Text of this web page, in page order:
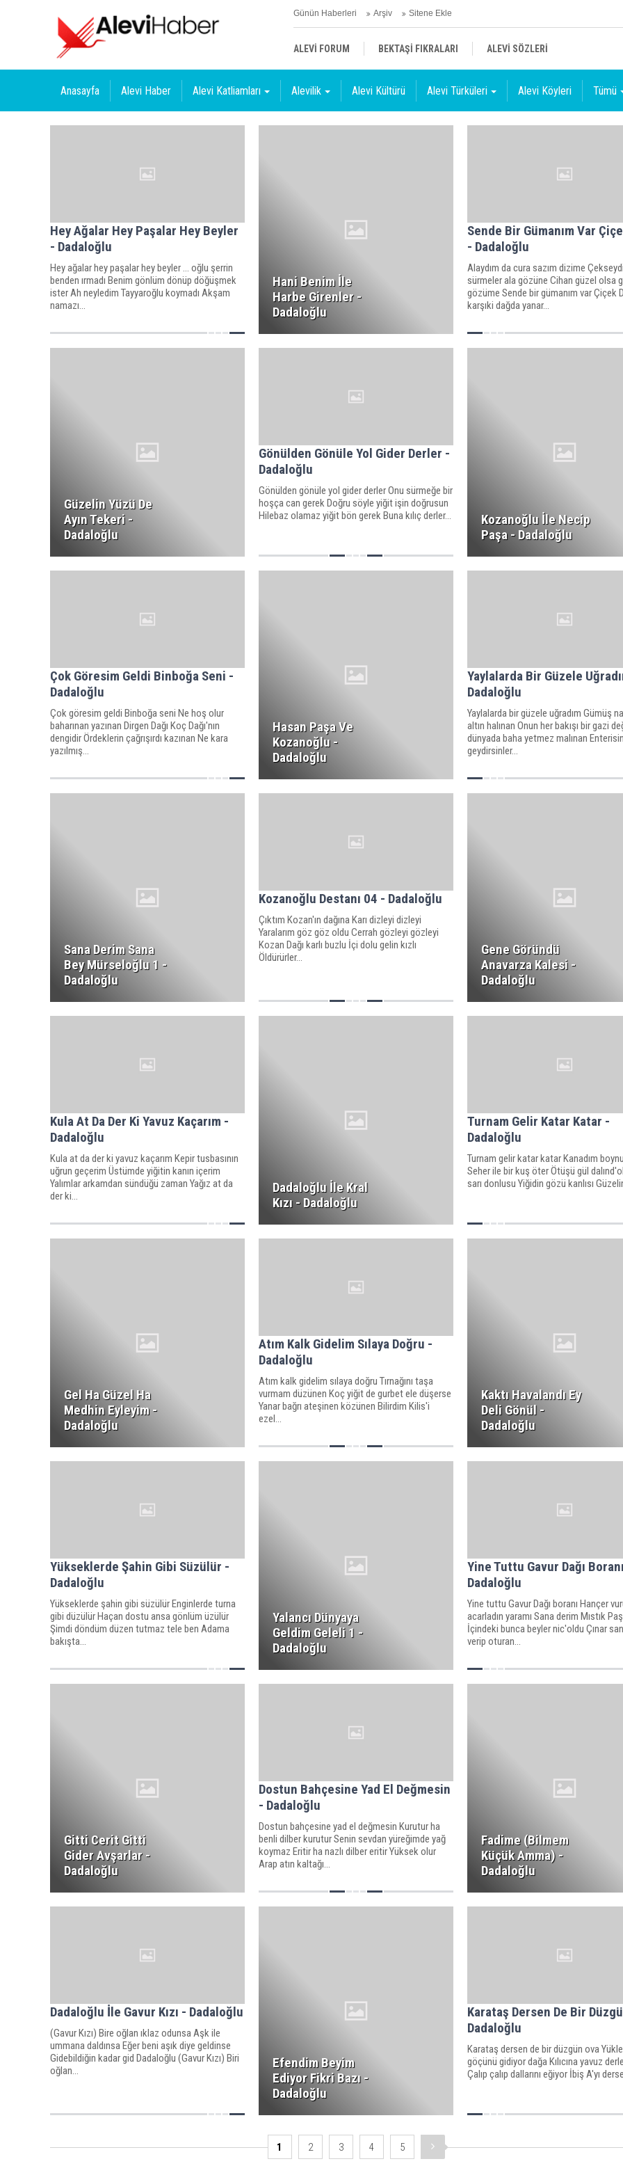
Günün Haberleri Arşiv Sitene Ekle
ALEVİ FORUM BEKTAŞİ FIKRALARI ALEVİ SÖZLERİ
Anasayfa Alevi Haber Alevi Katliamları Alevilik Alevi Kültürü Alevi Türküleri Alevi Köyleri Tümü
Hey Ağalar Hey Paşalar Hey Beyler
- Dadaloğlu
Hey ağalar hey paşalar hey beyler ... oğlu şerrin
benden ırmadı Benim gönlüm dönüp döğüşmek
ister Ah neyledim Tayyaroğlu koymadı Akşam
namazı...
Hani Benim İle
Harbe Girenler -
Dadaloğlu
Sende Bir Gümanım Var
- Dadaloğlu
Alaydım da cura sazım dizime
sürmeler ala gözüne Cihan güzel olsa
gözüme Sende bir gümanım var Çiçek
karşıki dağda yanar...
Güzelin Yüzü De
Ayın Tekeri -
Dadaloğlu
Gönülden Gönüle Yol Gider Derler -
Dadaloğlu
Gönülden gönüle yol gider derler Onu sürmeğe bir
hoşça can gerek Doğru söyle yiğit işin doğrusun
Hilebaz olamaz yiğit bön gerek Buna kılıç derler...
Kozanoğlu İle Necip
Paşa - Dadaloğlu
Çok Göresim Geldi Binboğa Seni -
Dadaloğlu
Çok göresim geldi Binboğa seni Ne hoş olur
baharınan yazınan Dirgen Dağı Koç Dağı'nın
dengidir Ördeklerin çağrışırdı kazınan Ne kara
yazılmış...
Hasan Paşa Ve
Kozanoğlu -
Dadaloğlu
Yaylalarda Bir Güzele
Dadaloğlu
Yaylalarda bir güzele uğradım Gümüş
altın halınan Onun her bakışı bir gazi
dünyada baha yetmez malınan Enterisin
geydirsinler...
Sana Derim Sana
Bey Mürseloğlu 1 -
Dadaloğlu
Kozanoğlu Destanı 04 - Dadaloğlu
Çıktım Kozan'ın dağına Karı dizleyi dizleyi
Yaralarım göz göz oldu Cerrah gözleyi gözleyi
Kozan Dağı karlı buzlu İçi dolu gelin kızlı
Öldürürler...
Gene Göründü
Anavarza Kalesi -
Dadaloğlu
Kula At Da Der Ki Yavuz Kaçarım -
Dadaloğlu
Kula at da der ki yavuz kaçarım Kepir tusbasının
uğrun geçerim Üstümde yiğitin kanın içerim
Yalımlar arkamdan sündüğü zaman Yağız at da
der ki...
Dadaloğlu İle Kral
Kızı - Dadaloğlu
Turnam Gelir Katar Katar -
Dadaloğlu
Turnam gelir katar katar Kanadım
Seher ile bir kuş öter Ötüşü gül
sarı donlusu Yiğidin gözü kanlısı
Gel Ha Güzel Ha
Medhin Eyleyim -
Dadaloğlu
Atım Kalk Gidelim Sılaya Doğru -
Dadaloğlu
Atım kalk gidelim sılaya doğru Tırnağını taşa
vurmam düzünen Koç yiğit de gurbet ele düşerse
Yanar bağrı ateşinen közünen Bilirdim Kilis'i
ezel...
Kaktı Havalandı Ey
Deli Gönül -
Dadaloğlu
Yükseklerde Şahin Gibi Süzülür -
Dadaloğlu
Yükseklerde şahin gibi süzülür Enginlerde turna
gibi düzülür Haçan dostu ansa gönlüm üzülür
Şimdi döndüm düzen tutmaz tele ben Adama
bakışta...
Yalancı Dünyaya
Geldim Geleli 1 -
Dadaloğlu
Yine Tuttu Gavur Dağı
Dadaloğlu
Yine tuttu Gavur Dağı boranı Hançer
acarladın yaramı Sana derim Mıstık
İçindeki bunca beyler nic'oldu Çınar
verip oturan...
Gitti Cerit Gitti
Gider Avşarlar -
Dadaloğlu
Dostun Bahçesine Yad El Değmesin
- Dadaloğlu
Dostun bahçesine yad el değmesin Kurutur ha
benli dilber kurutur Senin sevdan yüreğimde yağ
koymaz Eritir ha nazlı dilber eritir Yüksek olur
Arap atın kaltağı...
Fadime (Bilmem
Küçük Amma) -
Dadaloğlu
Dadaloğlu İle Gavur Kızı - Dadaloğlu
(Gavur Kızı) Bire oğlan ıklaz odunsa Aşk ile
ummana daldınsa Eğer beni aşık diye geldinse
Gidebildiğin kadar gid Dadaloğlu (Gavur Kızı) Biri
oğlan...
Efendim Beyim
Ediyor Fikri Bazı -
Dadaloğlu
Karataş Dersen De Bir
Dadaloğlu
Karataş dersen de bir düzgün ova
göçünü gidiyor dağa Kılıcına yavuz
Çalıp çalıp dallarını eğiyor İbiş A'yı
1 2 3 4 5